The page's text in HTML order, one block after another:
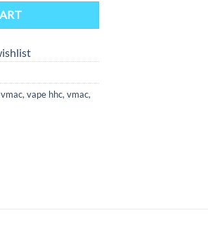
, vape hhc, vmac,